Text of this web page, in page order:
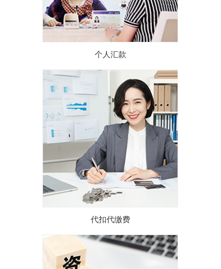
算账户向他人主动付款常用的
结算方式。银行受理汇款人签
发的结算凭证，及时通过...
了解详情
个人汇款
托单位代理收费的协议，通过
营业网点自助机具、柜台或网
代扣代缴费